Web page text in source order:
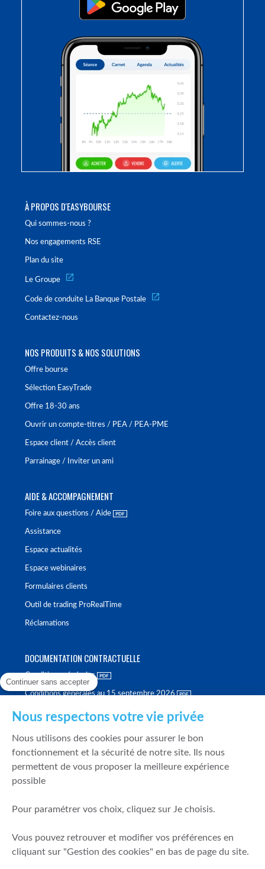
À PROPOS D'EASYBOURSE
Qui sommes-nous ?
Nos engagements RSE
Plan du site
Le Groupe
Code de conduite La Banque Postale
Contactez-nous
NOS PRODUITS & NOS SOLUTIONS
Offre bourse
Sélection EasyTrade
Offre 18-30 ans
Ouvrir un compte-titres / PEA / PEA-PME
Espace client / Accès client
Parrainage / Inviter un ami
AIDE & ACCOMPAGNEMENT
Foire aux questions / Aide
Assistance
Espace actualités
Espace webinaires
Formulaires clients
Outil de trading ProRealTime
Réclamations
DOCUMENTATION CONTRACTUELLE
Conditions générales
Conditions générales au 15 septembre 2026
Politique de meilleure sélection
Politique de durabilité
Fonds de garantie des dépôts et de résolution
Mentions légales
Prévention de la fraude
Continuer sans accepter
Nous respectons votre vie privée
Nous utilisons des cookies pour assurer le bon
fonctionnement et la sécurité de notre site. Ils nous
permettent de vous proposer la meilleure expérience
possible
Pour paramétrer vos choix, cliquez sur Je choisis.
Vous pouvez retrouver et modifier vos préférences en
cliquant sur "Gestion des cookies" en bas de page du site.